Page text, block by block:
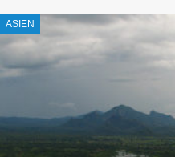
ASIEN